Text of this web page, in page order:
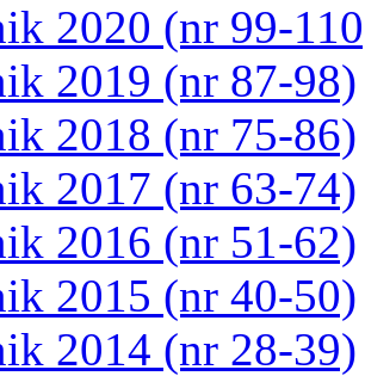
2020 (nr 99-
2019 (nr 87-98)
2018 (nr 75-86)
2017 (nr 63-74)
2016 (nr 51-62)
2015 (nr 40-50)
2014 (nr 28-39)